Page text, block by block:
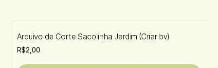
Arquivo de Corte Sacolinha Jardim (Criar bv)
R$2,00